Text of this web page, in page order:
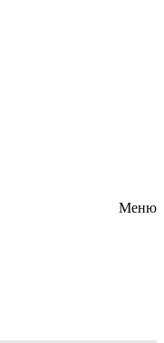
Меню